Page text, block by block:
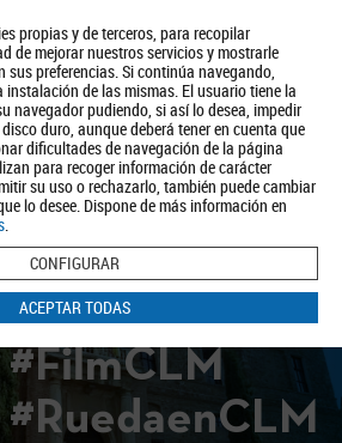
propias y de terceros, para recopilar
de mejorar nuestros servicios y mostrarle
preferencias. Si continúa navegando,
de las mismas. El usuario tiene la
navegador pudiendo, si así lo desea, impedir
duro, aunque deberá tener en cuenta que
dificultades de navegación de la página
para recoger información de carácter
su uso o rechazarlo, también puede cambiar
lo desee. Dispone de más información en
.
CONFIGURAR
ACEPTAR TODAS
Turismo Política de Privacidad Aviso Legal
Política de Cookies
BUSCAR
#FilmCLM
#RuedaenCLM